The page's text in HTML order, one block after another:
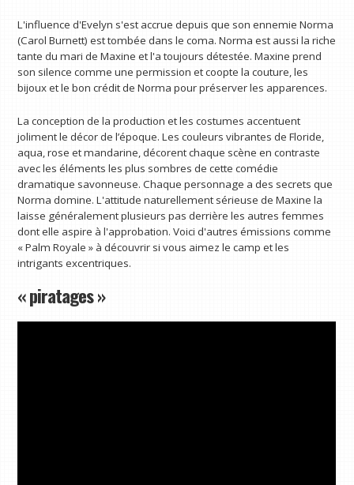
L'influence d'Evelyn s'est accrue depuis que son ennemie Norma
(Carol Burnett) est tombée dans le coma. Norma est aussi la riche
tante du mari de Maxine et l'a toujours détestée. Maxine prend
son silence comme une permission et coopte la couture, les
bijoux et le bon crédit de Norma pour préserver les apparences.
La conception de la production et les costumes accentuent
joliment le décor de l’époque. Les couleurs vibrantes de Floride,
aqua, rose et mandarine, décorent chaque scène en contraste
avec les éléments les plus sombres de cette comédie
dramatique savonneuse. Chaque personnage a des secrets que
Norma domine. L'attitude naturellement sérieuse de Maxine la
laisse généralement plusieurs pas derrière les autres femmes
dont elle aspire à l'approbation. Voici d'autres émissions comme
« Palm Royale » à découvrir si vous aimez le camp et les
intrigants excentriques.
« piratages »